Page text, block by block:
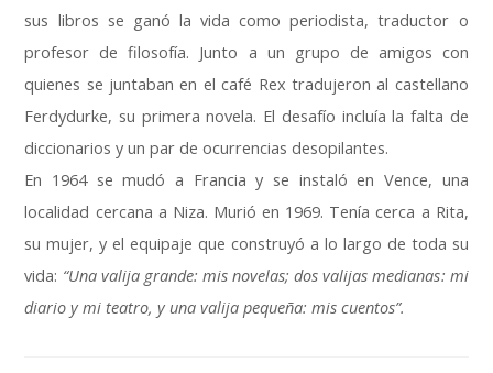
sus libros se ganó la vida como periodista,traductor o
profesor de filosofía. Junto a un grupo de amigos con
quienes se juntaban en el café Rex tradujeron al castellano
Ferdydurke, su primera novela. El desafío incluía la falta de
diccionarios y un par de ocurrencias desopilantes.
En 1964 se mudó a Francia y se instaló en Vence, una
localidad cercana a Niza. Murió en 1969. Tenía cerca a Rita,
su mujer,y el equipaje que construyó a lo largo de toda su
vida: “Una valija grande: mis novelas;dos valijas medianas: mi
diario y mi teatro,y una valija pequeña:mis cuentos”.